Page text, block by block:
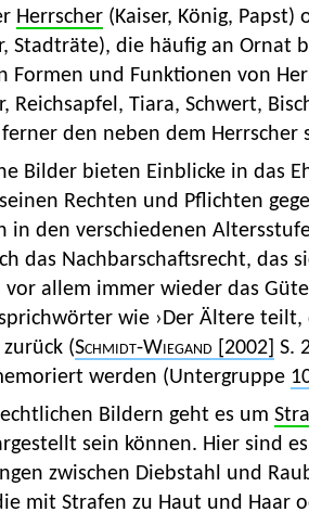
Herrscher(Kaiser, König, Papst)
Stadträte), die häufig an Ornat
Formen und Funktionen von
Reichsapfel, Tiara, Schwert,
den neben dem Herrscher
Bilder bieten Einblicke in das
Rechten und Pflichten
in den verschiedenen
das Nachbarschaftsrecht, das
vor allem immer wieder das
wie ›Der Ältere
(Schmidt-Wiegand[2002] S.
werden (Untergruppe
Bildern geht es um
sein können. Hier sind
zwischen Diebstahl und
mit Strafen zu Haut und Haar